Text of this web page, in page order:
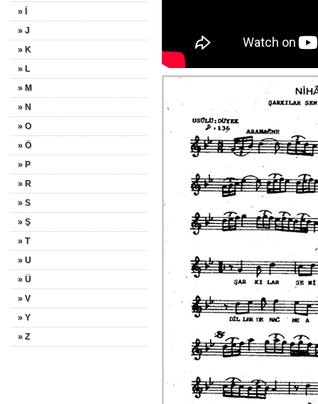
» İ
» J
» K
» L
» M
» N
» O
» Ö
» P
» R
» S
» Ş
» T
» U
» Ü
» V
» Y
» Z